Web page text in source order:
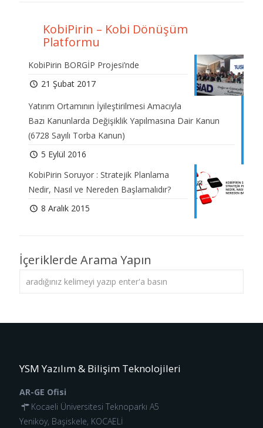
KobiPirin – Kobi Dönüşüm
Platformu
KobiPirin BORGİP Projesi’nde
21 Şubat 2017
Yatırım Ortamının İyileştirilmesi Amacıyla
Bazı Kanunlarda Değişiklik Yapılmasına Dair Kanun
(6728 Sayılı Torba Kanun)
5 Eylül 2016
KobiPirin Soruyor : Stratejik Planlama
Nedir, Nasıl ve Nereden Başlamalıdır?
8 Aralık 2015
İçeriklerde Arama Yapın
YSM Yazılım & Bilişim Teknolojileri
AR-GE Ofisi
Kocaeli Üniversitesi Teknoparkı A5
Yeniköy, Başiskele, KOCAELİ